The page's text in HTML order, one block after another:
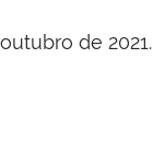
de 2021.